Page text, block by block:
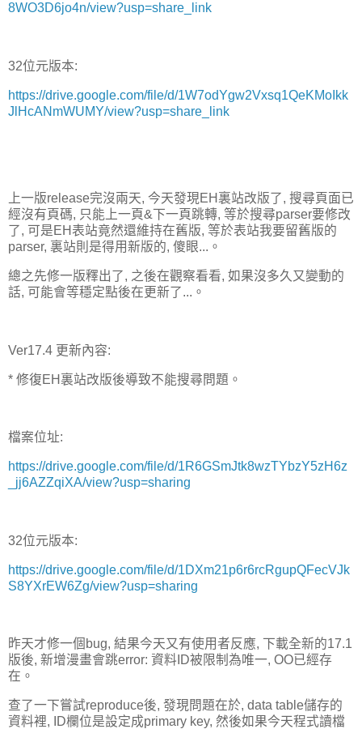
8WO3D6jo4n/view?usp=share_link
32位元版本:
https://drive.google.com/file/d/1W7odYgw2Vxsq1QeKMoIkk
JlHcANmWUMY/view?usp=share_link
上一版release完沒兩天, 今天發現EH裏站改版了, 搜尋頁面已
經沒有頁碼, 只能上一頁&下一頁跳轉, 等於搜尋parser要修改
了, 可是EH表站竟然還維持在舊版, 等於表站我要留舊版的
parser, 裏站則是得用新版的, 傻眼...。
總之先修一版釋出了, 之後在觀察看看, 如果沒多久又變動的
話, 可能會等穩定點後在更新了...。
Ver17.4 更新內容:
* 修復EH裏站改版後導致不能搜尋問題。
檔案位址:
https://drive.google.com/file/d/1R6GSmJtk8wzTYbzY5zH6z
_jj6AZZqiXA/view?usp=sharing
32位元版本:
https://drive.google.com/file/d/1DXm21p6r6rcRgupQFecVJk
S8YXrEW6Zg/view?usp=sharing
昨天才修一個bug, 結果今天又有使用者反應, 下載全新的17.1
版後, 新增漫畫會跳error: 資料ID被限制為唯一, OO已經存
在。
查了一下嘗試reproduce後, 發現問題在於, data table儲存的
資料裡, ID欄位是設定成primary key, 然後如果今天程式讀檔